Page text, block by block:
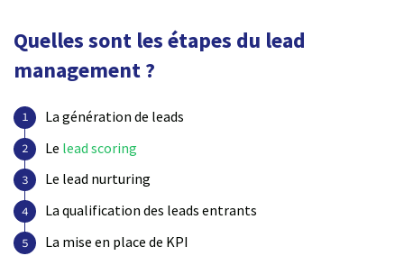
Quelles sont les étapes du lead
management ?
La génération de leads
Le lead scoring
Le lead nurturing
La qualification des leads entrants
La mise en place de KPI